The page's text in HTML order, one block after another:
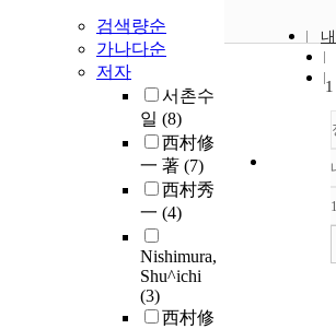
검색량순
가나다순
저자
서촌수
일 (8)
西村修
一 著 (7)
西村秀
一 (4)
Nishimura,
Shu^ichi
(3)
西村修
1